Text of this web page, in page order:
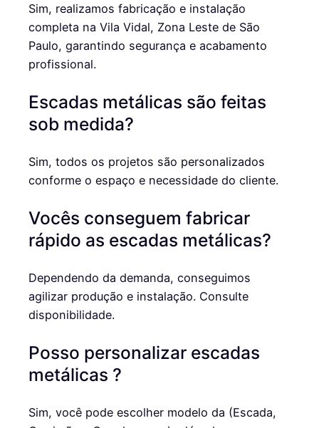
Sim, realizamos fabricação e instalação
completa na Vila Vidal, Zona Leste de São
Paulo, garantindo segurança e acabamento
profissional.
Escadas metálicas são feitas
sob medida?
Sim, todos os projetos são personalizados
conforme o espaço e necessidade do cliente.
Vocês conseguem fabricar
rápido as escadas metálicas?
Dependendo da demanda, conseguimos
agilizar produção e instalação. Consulte
disponibilidade.
Posso personalizar escadas
metálicas ?
Sim, você pode escolher modelo da (Escada,